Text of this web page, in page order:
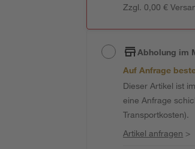
Zzgl. 0,00 €
Abholung im
Auf Anfrage
Dieser Artikel ist
eine Anfrage
Transportkosten).
Artikel anfragen >